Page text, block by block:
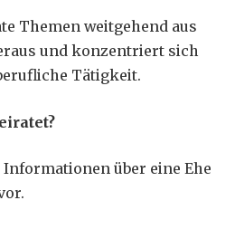
Themen weitgehend aus
und konzentriert sich
Tätigkeit.
über eine Ehe